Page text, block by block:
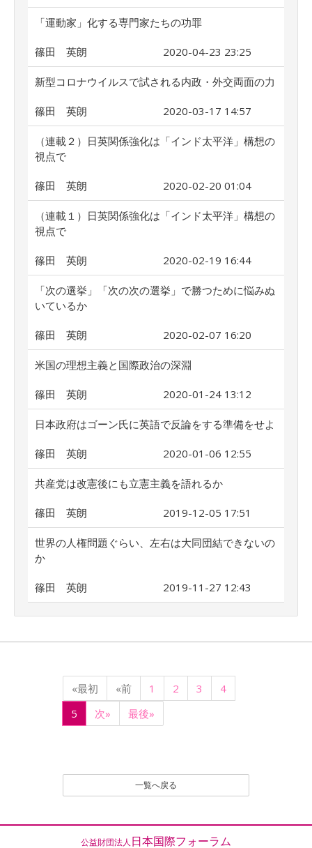
「運動家」化する専門家たちの功罪
篠田 英朗 2020-04-23 23:25
新型コロナウイルスで試される内政・外交両面の力
篠田 英朗 2020-03-17 14:57
（連載２）日英関係強化は「インド太平洋」構想の
視点で
篠田 英朗 2020-02-20 01:04
（連載１）日英関係強化は「インド太平洋」構想の
視点で
篠田 英朗 2020-02-19 16:44
「次の選挙」「次の次の選挙」で勝つために悩みぬ
いているか
篠田 英朗 2020-02-07 16:20
米国の理想主義と国際政治の深淵
篠田 英朗 2020-01-24 13:12
日本政府はゴーン氏に英語で反論をする準備をせよ
篠田 英朗 2020-01-06 12:55
共産党は改憲後にも立憲主義を語れるか
篠田 英朗 2019-12-05 17:51
世界の人権問題ぐらい、左右は大同団結できないの
か
篠田 英朗 2019-11-27 12:43
«最初 «前 1 2 3
4
5
次» 最後»
一覧へ戻る
公益財団法人 日本国際フォーラム